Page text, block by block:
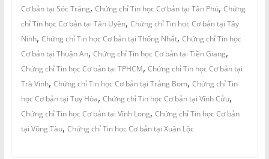
Cơ bản tại Sóc Trăng, Chứng chỉ Tin học Cơ bản tại Tân Phú, Chứng
chỉ Tin học Cơ bản tại Tân Uyên, Chứng chỉ Tin học Cơ bản tại Tây
Ninh, Chứng chỉ Tin học Cơ bản tại Thống Nhất, Chứng chỉ Tin học
Cơ bản tại Thuận An, Chứng chỉ Tin học Cơ bản tại Tiền Giang,
Chứng chỉ Tin học Cơ bản tại TPHCM, Chứng chỉ Tin học Cơ bản tại
Trà Vinh, Chứng chỉ Tin học Cơ bản tại Trảng Bom, Chứng chỉ Tin
học Cơ bản tại Tuy Hòa, Chứng chỉ Tin học Cơ bản tại Vĩnh Cửu,
Chứng chỉ Tin học Cơ bản tại Vĩnh Long, Chứng chỉ Tin học Cơ bản
tại Vũng Tàu, Chứng chỉ Tin học Cơ bản tại Xuân Lộc